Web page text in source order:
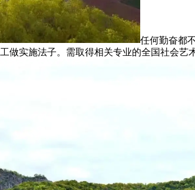
任何勤奋都
做实施法子。需取得相关专业的全国社会